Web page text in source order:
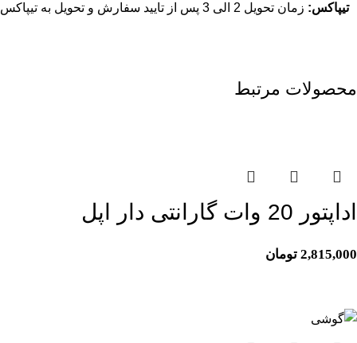
تیپاکس: زمان تحویل 2 الی 3 پس از تایید سفارش و تحویل به تیپاکس
محصولات مرتبط
اداپتور 20 وات گارانتی دار اپل
2,815,000 تومان